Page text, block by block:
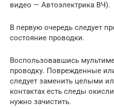
видео — Автоэлектрика ВЧ).
В первую очередь следует
состояние проводки.
Воспользовавшись
проводку. Поврежденные
следует заменить целыми
контактах есть следы
нужно зачистить.